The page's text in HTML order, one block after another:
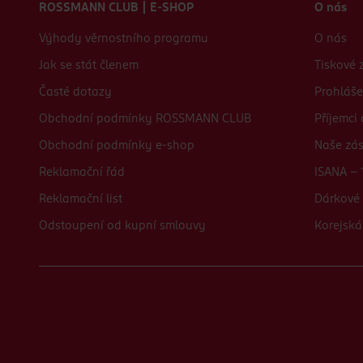
ROSSMANN CLUB | E-SHOP
Výhody věrnostního programu
Jak se stát členem
Časté dotazy
Obchodní podmínky ROSSMANN CLUB
Obchodní podmínky e-shop
Reklamační řád
Reklamační list
Odstoupení od kupní smlouvy
O nás
O nás
Tiskové
Příjemci
Naše
ISANA